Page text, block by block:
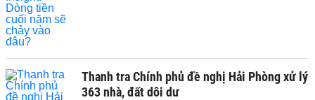
Thanh tra Chính phủ đề nghị Hải Phòng xử lý
363 nhà, đất dôi dư